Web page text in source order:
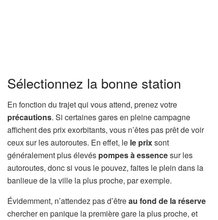
Sélectionnez la bonne station
En fonction du trajet qui vous attend, prenez votre
précautions. Si certaines gares en pleine campagne
affichent des prix exorbitants, vous n’êtes pas prêt de voir
ceux sur les autoroutes. En effet, le le prixsont
généralement plus élevés pompes à essencesur les
autoroutes, donc si vous le pouvez, faites le plein dans la
banlieue de la ville la plus proche, par exemple.
Évidemment, n’attendez pas d’êtreau fond de la réserve
chercher en panique la première gare la plus proche, et